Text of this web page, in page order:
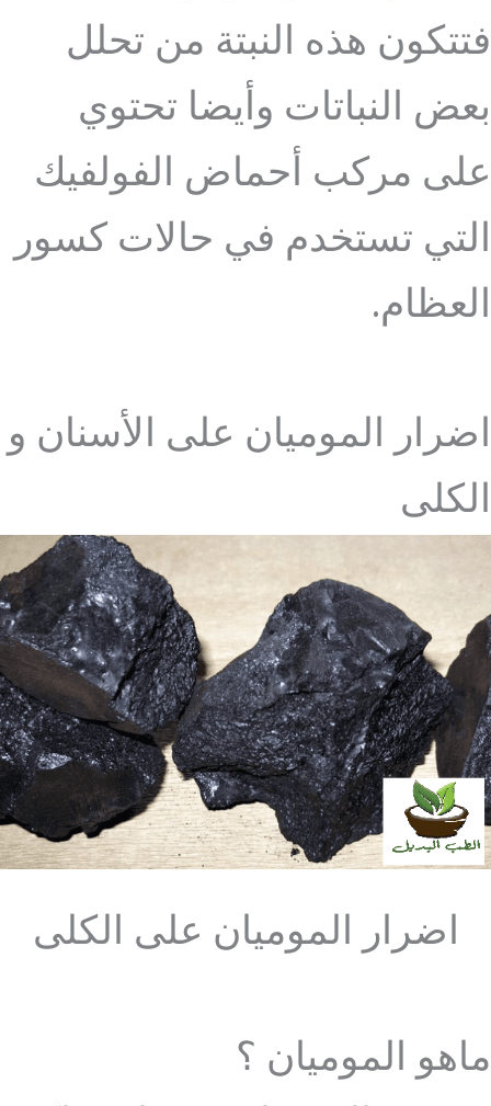
فتتكون هذه النبتة من تحلل
بعض النباتات وأيضا تحتوي
على مركب أحماض الفولفيك
التي تستخدم في حالات كسور
العظام.
اضرار الموميان على الأسنان و
الكلى
اضرار الموميان على الكلى
ماهو الموميان ؟